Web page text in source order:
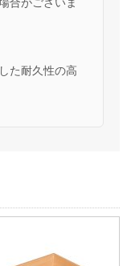
た耐久性の高